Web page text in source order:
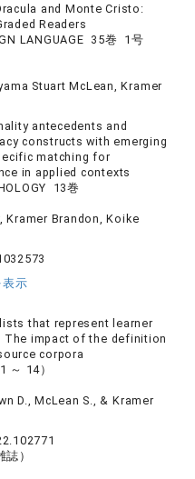
and Monte Cristo:
Readers
LANGUAGE 35巻 1号
Stuart McLean, Kramer
antecedents and
constructs with emerging
matching for
in applied contexts
13巻
Kramer Brandon, Koike
示
that represent learner
The impact of the definition
corpora
～ 14）
D., McLean S., & Kramer
）